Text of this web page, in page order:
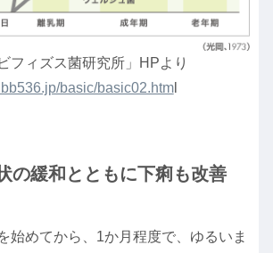
フィズス菌研究所」HPより
basic/basic02.html
の緩和とともに下痢も改善
始めてから、1か月程度で、ゆるいま